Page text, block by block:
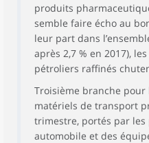
produits
semble faire écho au
leur part dans
après 2,7 % en 2017),
pétroliers raffinés
Troisième branche
matériels de transport
trimestre, portés par
automobile et des